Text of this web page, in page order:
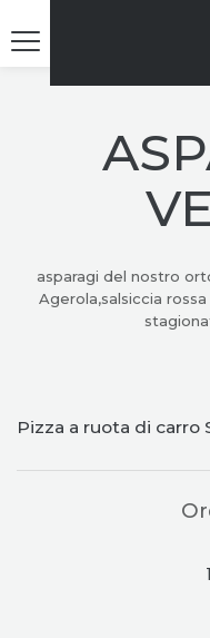
asparagi del nostro
Agerola,salsiccia
Pizza a ruota di carro